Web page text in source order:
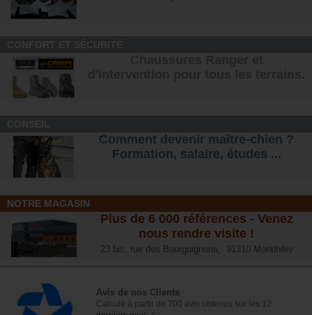
Comment devenir maître-chien ?
Formation, salaire, études ...
NOTRE MAGASIN
Plus de 6 000 références - Venez
nous rendre visite !
23 bis, rue des Bourguignons, 91310 Montlhéry
Avis de nos Clients
Calculé à partir de 700 avis obtenus sur les 12